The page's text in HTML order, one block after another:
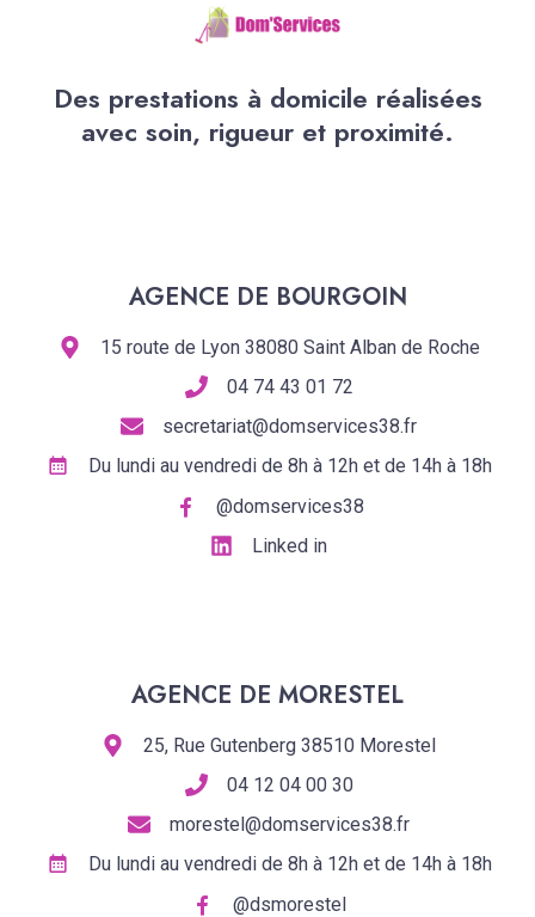
Des prestations à domicile réalisées
avec soin, rigueur et proximité.
AGENCE DE BOURGOIN
15 route de Lyon 38080 Saint Alban de Roche
04 74 43 01 72
secretariat@domservices38.fr
Du lundi au vendredi de 8h à 12h et de 14h à 18h
@domservices38
Linked in
AGENCE DE MORESTEL
25, Rue Gutenberg 38510 Morestel
04 12 04 00 30
morestel@domservices38.fr
Du lundi au vendredi de 8h à 12h et de 14h à 18h
@dsmorestel